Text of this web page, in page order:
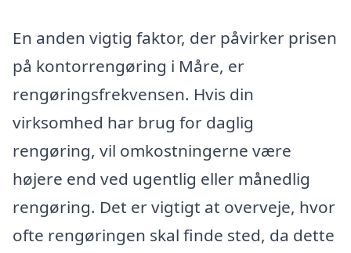
En anden vigtig faktor, der påvirker prisen
på kontorrengøring i Måre, er
rengøringsfrekvensen. Hvis din
virksomhed har brug for daglig
rengøring, vil omkostningerne være
højere end ved ugentlig eller månedlig
rengøring. Det er vigtigt at overveje, hvor
ofte rengøringen skal finde sted, da dette